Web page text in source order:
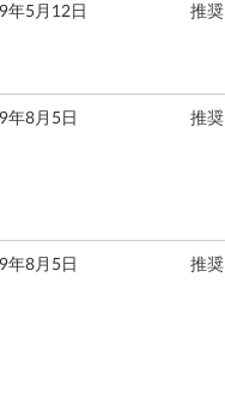
年5月12日 推奨
年8月5日 推奨
年8月5日 推奨